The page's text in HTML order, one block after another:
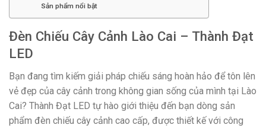
Sản phẩm nổi bật
Đèn Chiếu Cây Cảnh Lào Cai – Thành Đạt
LED
Bạn đang tìm kiếm giải pháp chiếu sáng hoàn hảo để tôn lên
vẻ đẹp của cây cảnh trong không gian sống của mình tại Lào
Cai? Thành Đạt LED tự hào giới thiệu đến bạn dòng sản
phẩm đèn chiếu cây cảnh cao cấp, được thiết kế với công